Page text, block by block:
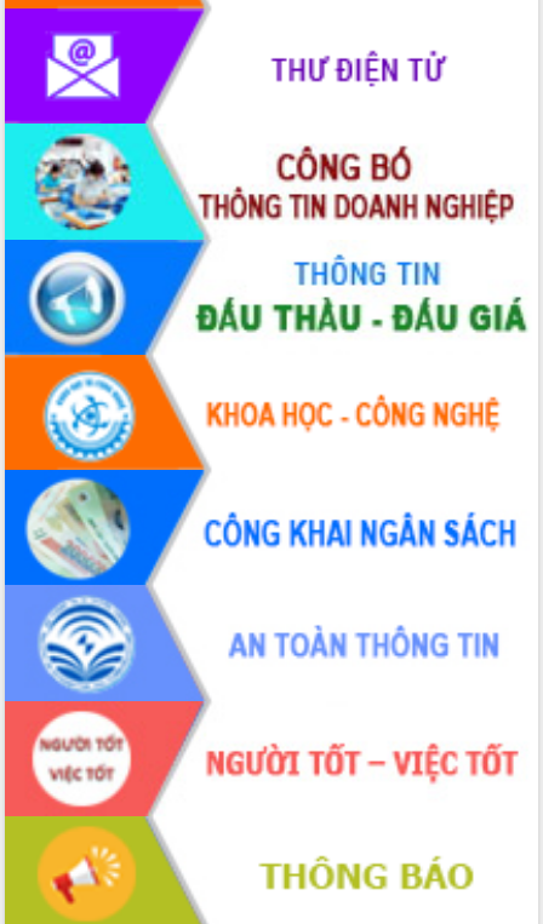
Đắk Lắk rà soát, điều chỉnh Đề án 190
về phát triển nuôi trồng thủy sản
Phó Chủ tịch UBND tỉnh Đắk Lắk
Trương Công Thái kiểm tra thực địa
Dự án cao tốc Khánh Hòa - Buôn Ma
Thuột
Định vị cà phê Việt Nam như một “di
sản sống” trong dòng chảy toàn cầu
Xây dựng nông thôn mới: Nâng cao đời
sống người dân từ những mô hình thiết
thực
Quyết liệt tháo gỡ vướng mắc, đẩy
nhanh tiến độ các dự án trọng điểm
trong Khu kinh tế Nam Phú Yên
Hòn Yến phát triển du lịch gắn với bảo
tồn biển
Lấy ý kiến điều chỉnh Quy hoạch tỉnh
Đắk Lắk thời kỳ 2021-2030, tầm nhìn
đến năm 2050
Phát động chiến dịch 30 ngày đêm
giải phóng mặt bằng Tuyến đường bộ
ven biển
Đắk Lắk nỗ lực thúc đẩy tăng trưởng
kinh tế từ 10% trở lên trong Quý
II/2026
Đắk Lắk ký kết thỏa thuận hợp tác về
chuyển đổi số giai đoạn 2026 – 2030
với Tập đoàn Bưu chính Viễn thông
Việt Nam
Thứ trưởng Bộ Y tế làm việc với tỉnh
Đắk Lắk về phát triển nhân lực y tế
cho trạm y tế cấp xã
Du lịch Đắk Lắk nâng tầm trải nghiệm
du khách thông qua Hệ thống cơ sở dữ
liệu và Bản đồ số